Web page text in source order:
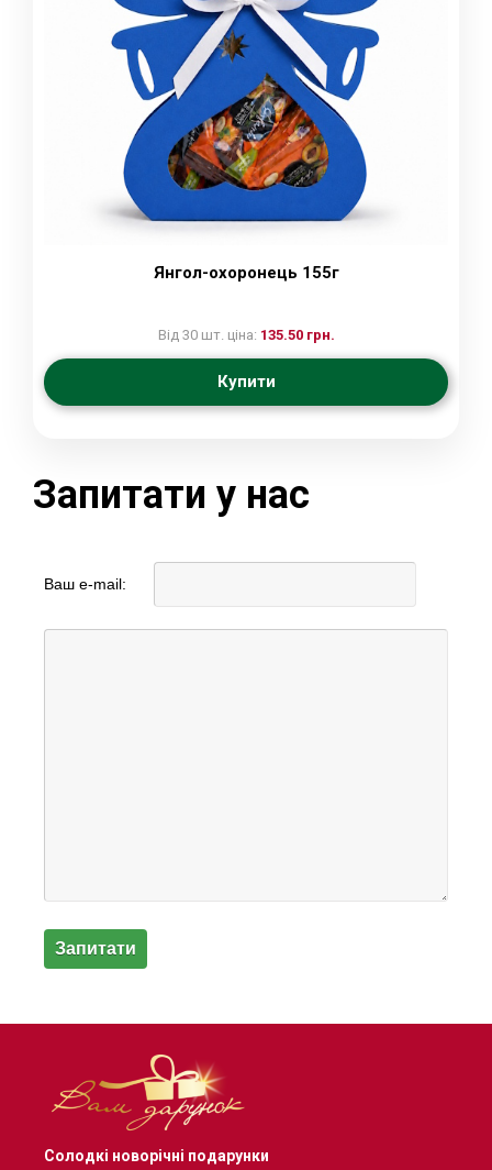
Янгол-охоронець 155г
Від 30 шт. ціна: 135.50 грн.
Купити
Запитати у нас
Ваш e-mail:
Солодкі новорічні подарунки